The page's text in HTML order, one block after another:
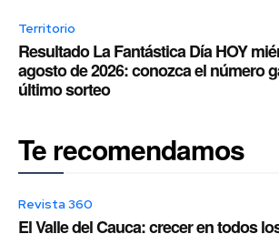
Territorio
Resultado La Fantástica Día HOY
agosto de 2026: conozca el número
último sorteo
Te recomendamos
Revista 360
El Valle del Cauca: crecer en todos